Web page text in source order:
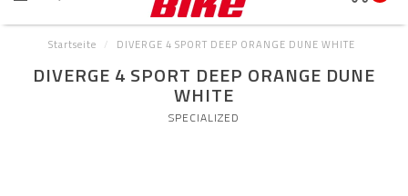
Startseite / DIVERGE 4 SPORT DEEP ORANGE DUNE WHITE
DIVERGE 4 SPORT DEEP ORANGE DUNE
WHITE
SPECIALIZED